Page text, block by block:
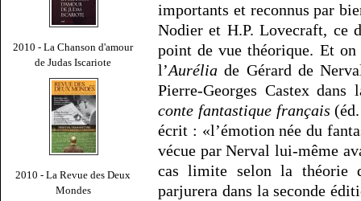
2010 - La Chanson d'amour
de Judas Iscariote
2010 - La Revue des Deux
Mondes
importants et reconnus par
Nodier et H.P. Lovecraft, ce
point de vue théorique. Et
l’Aurélia de Gérard de
Pierre-Georges Castex
conte fantastique français
écrit : «l’émotion née du
vécue par Nerval lui-même
cas limite selon la théorie
parjurera dans la seconde